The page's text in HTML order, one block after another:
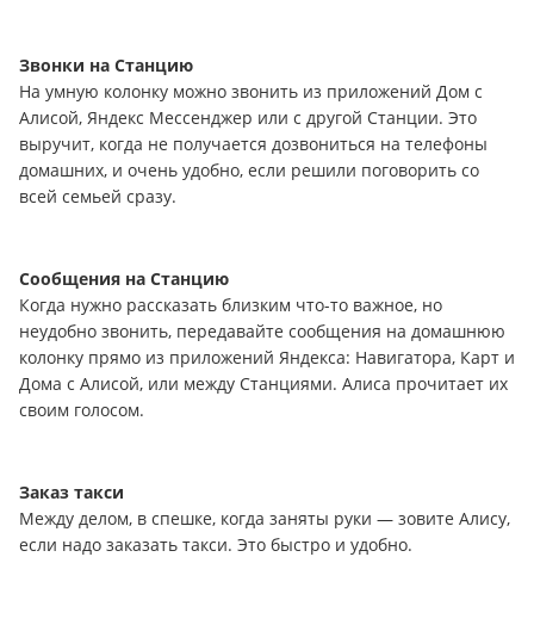
Звонки на Станцию
На умную колонку можно звонить из приложений Дом с
Алисой, Яндекс Мессенджер или с другой Станции. Это
выручит, когда не получается дозвониться на телефоны
домашних, и очень удобно, если решили поговорить со
всей семьей сразу.
Сообщения на Станцию
Когда нужно рассказать близким что-то важное, но
неудобно звонить, передавайте сообщения на домашнюю
колонку прямо из приложений Яндекса: Навигатора, Карт и
Дома с Алисой, или между Станциями. Алиса прочитает их
своим голосом.
Заказ такси
Между делом, в спешке, когда заняты руки — зовите Алису,
если надо заказать такси. Это быстро и удобно.